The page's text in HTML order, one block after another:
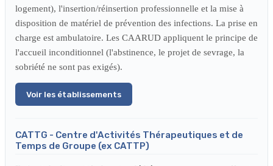
logement), l'insertion/réinsertion professionnelle et la mise à
disposition de matériel de prévention des infections. La prise en
charge est ambulatoire. Les CAARUD appliquent le principe de
l'accueil inconditionnel (l'abstinence, le projet de sevrage, la
sobriété ne sont pas exigés).
Voir les établissements
CATTG - Centre d'Activités Thérapeutiques et de
Temps de Groupe (ex CATTP)